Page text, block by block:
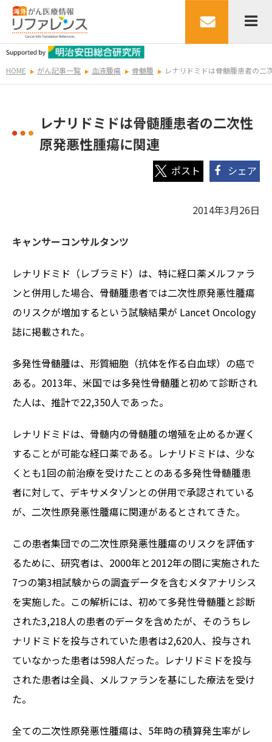
HOME がん記事一覧 血液腫瘍 骨髄腫 レナリドミドは骨髄腫患者の二
レナリドミドは骨髄腫患者の二次性
原発悪性腫瘍に関連
シェア
2014年3月26日
キャンサーコンサルタンツ
レナリドミド（レブラミド）は、特に経口薬メルファラ
ンと併用した場合、骨髄腫患者では二次性原発悪性腫瘍
のリスクが増加するという試験結果が Lancet Oncology
誌に掲載された。
多発性骨髄腫は、形質細胞（抗体を作る白血球）の癌で
ある。2013年、米国では多発性骨髄腫と初めて診断され
た人は、推計で22,350人であった。
レナリドミドは、骨髄内の骨髄腫の増殖を止めるか遅く
することが可能な経口薬である。レナリドミドは、少な
くとも1回の前治療を受けたことのある多発性骨髄腫患
者に対して、デキサメタゾンとの併用で承認されている
が、二次性原発悪性腫瘍に関連があるとされてきた。
この患者集団での二次性原発悪性腫瘍のリスクを評価す
るために、研究者は、2000年と2012年の間に実施された
7つの第3相試験からの調査データを含むメタアナリシス
を実施した。この解析には、初めて多発性骨髄腫と診断
された3,218人の患者のデータを含めたが、そのうちレ
ナリドミドを投与されていた患者は2,620人、投与され
ていなかった患者は598人だった。レナリドミドを投与
された患者は全員、メルファランを基にした療法を受け
た。
全ての二次性原発悪性腫瘍は、5年時の積算発生率がレ